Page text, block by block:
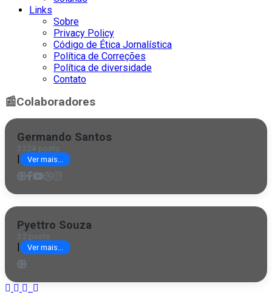
Links
Sobre
Privacy Policy
Código de Ética Jornalística
Política de Correções
Política de diversidade
Contato
📰Colaboradores
Germando Santos
3224 posts
Ver mais...
Pyettro Souza
32 posts
Ver mais...